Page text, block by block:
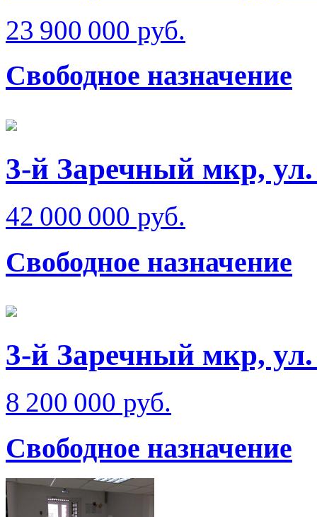
23 900 000 руб.
Свободное назначение
3-й Заречный мкр, ул.
42 000 000 руб.
Свободное назначение
3-й Заречный мкр,
8 200 000 руб.
Свободное назначение